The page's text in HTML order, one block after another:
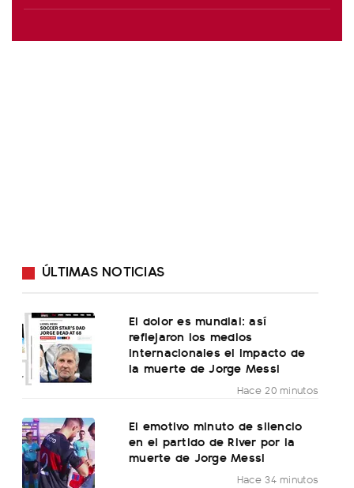
ÚLTIMAS NOTICIAS
El dolor es mundial: así
reflejaron los medios
internacionales el impacto de
la muerte de Jorge Messi
Hace 20 minutos
El emotivo minuto de silencio
en el partido de River por la
muerte de Jorge Messi
Hace 34 minutos